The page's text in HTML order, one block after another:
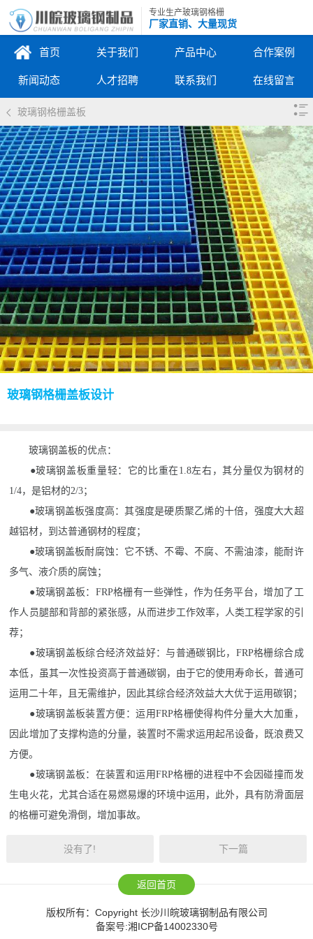
专业生产玻璃钢格栅
厂家直销、大量现货
首页 关于我们 产品中心 合作案例
新闻动态 人才招聘 联系我们 在线留言
玻璃钢格栅盖板
玻璃钢格栅盖板设计
玻璃钢盖板的优点：
●玻璃钢盖板重量轻：它的比重在1.8左右，其分量仅为钢材的
1/4，是铝材的2/3；
●玻璃钢盖板强度高：其强度是硬质聚乙烯的十倍，强度大大超
越铝材，到达普通钢材的程度；
●玻璃钢盖板耐腐蚀：它不锈、不霉、不腐、不需油漆，能耐许
多气、液介质的腐蚀；
●玻璃钢盖板：FRP格栅有一些弹性，作为任务平台，增加了工
作人员腿部和背部的紧张感，从而进步工作效率，人类工程学家的引
荐；
●玻璃钢盖板综合经济效益好：与普通碳钢比，FRP格栅综合成
本低，虽其一次性投资高于普通碳钢，由于它的使用寿命长，普通可
运用二十年，且无需维护，因此其综合经济效益大大优于运用碳钢；
●玻璃钢盖板装置方便：运用FRP格栅使得构件分量大大加重，
因此增加了支撑构造的分量，装置时不需求运用起吊设备，既浪费又
方便。
●玻璃钢盖板：在装置和运用FRP格栅的进程中不会因碰撞而发
生电火花，尤其合适在易燃易爆的环境中运用，此外，具有防滑面层
的格栅可避免滑倒，增加事故。
没有了! 下一篇
返回首页
版权所有：Copyright 长沙川皖玻璃钢制品有限公司
备案号:湘ICP备14002330号